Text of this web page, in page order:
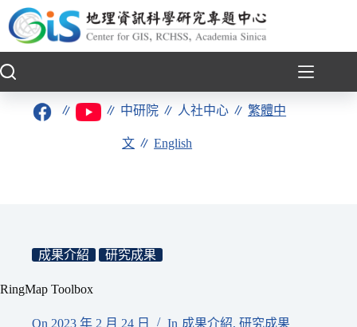
至
要
∥ ∥ 中研院 ∥ 人社中心 ∥繁體中
文 ∥English
成果介紹 研究成果
RingMap Toolbox
On 2023 年 2 月 24 日 In 成果介紹, 研究成果